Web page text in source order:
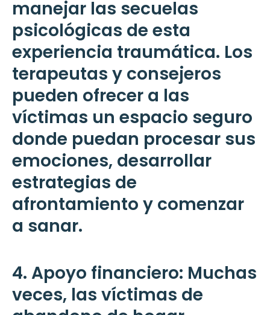
manejar las secuelas
psicológicas de esta
experiencia traumática. Los
terapeutas y consejeros
pueden ofrecer a las
víctimas un espacio seguro
donde puedan procesar sus
emociones, desarrollar
estrategias de
afrontamiento y comenzar
a sanar.
4. Apoyo financiero: Muchas
veces, las víctimas de